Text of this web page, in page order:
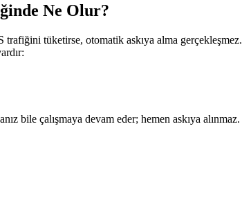
Ne Olur?
tüketirse, otomatik askıya alma
bile çalışmaya devam eder; hemen askıya